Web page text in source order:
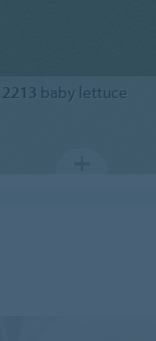
2213 baby lettuce